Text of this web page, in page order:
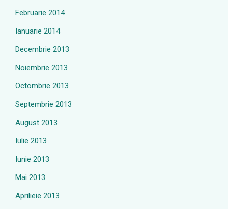
Februarie 2014
Ianuarie 2014
Decembrie 2013
Noiembrie 2013
Octombrie 2013
Septembrie 2013
August 2013
Iulie 2013
Iunie 2013
Mai 2013
Aprilieie 2013